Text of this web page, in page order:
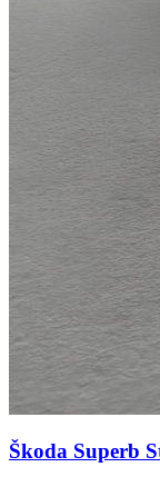
Škoda Superb